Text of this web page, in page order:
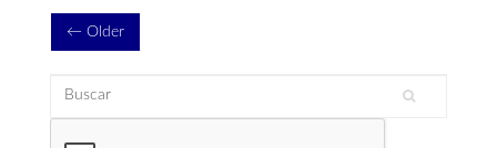
← Older
Buscar